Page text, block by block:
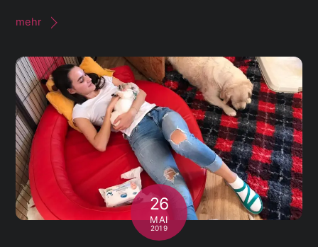
mehr
26
MAI
2019